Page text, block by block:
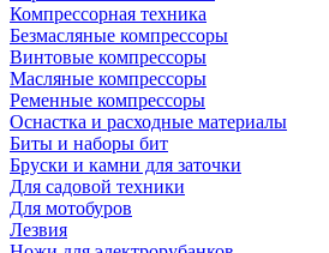
Компрессорная техника
Безмасляные компрессоры
Винтовые компрессоры
Масляные компрессоры
Ременные компрессоры
Оснастка и расходные материалы
Биты и наборы бит
Бруски и камни для заточки
Для садовой техники
Для мотобуров
Лезвия